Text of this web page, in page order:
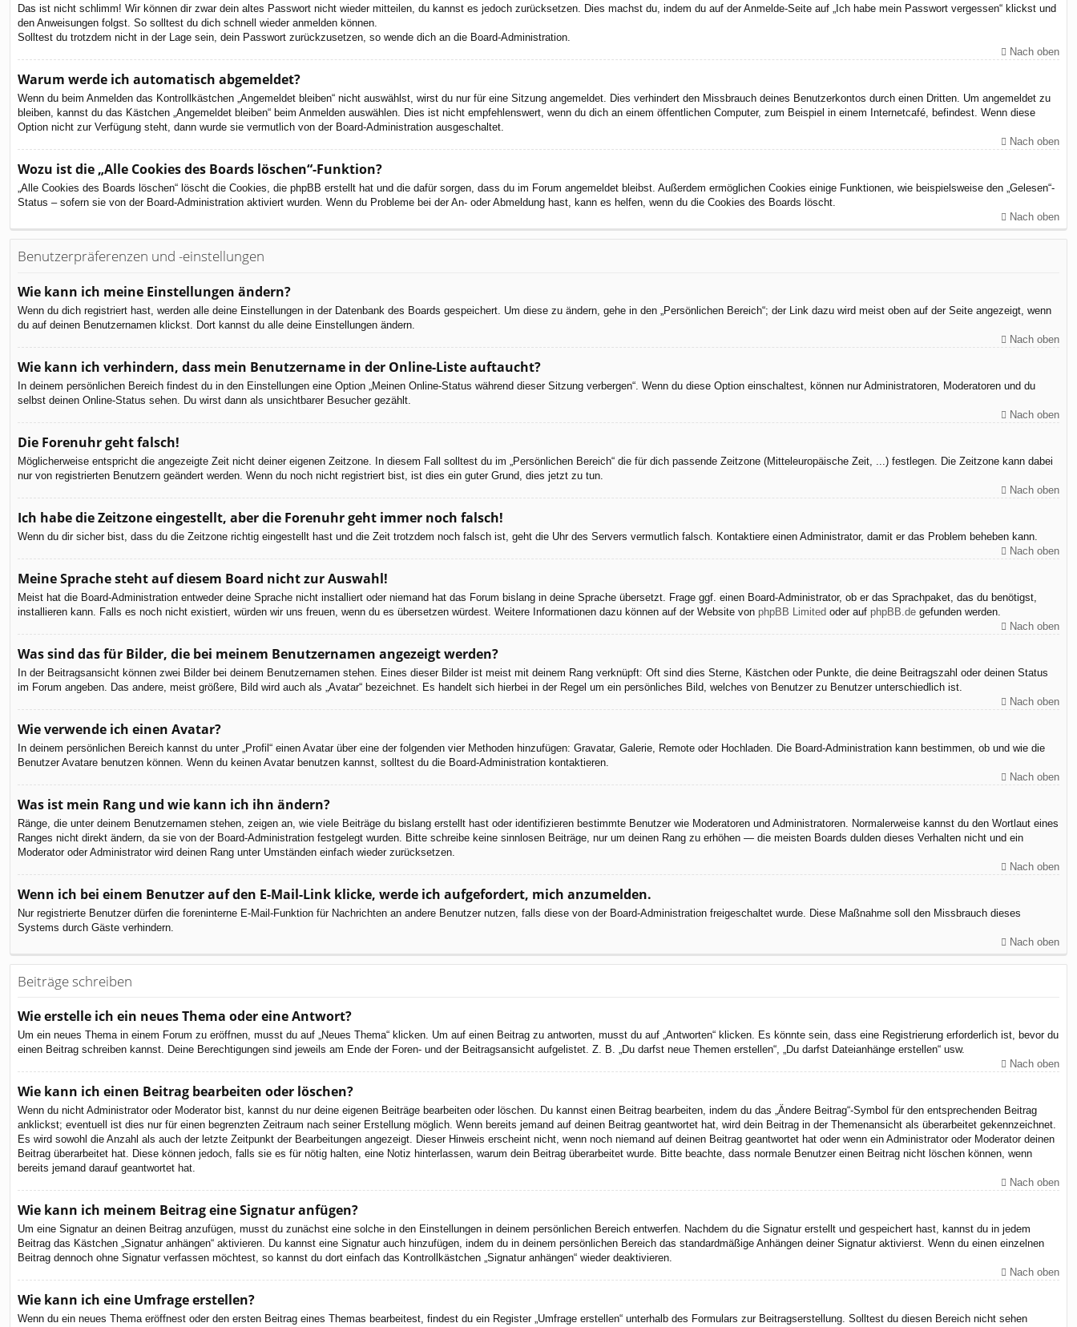
Das ist nicht schlimm! Wir können dir zwar dein altes Passwort nicht wieder mitteilen, du kannst es jedoch zurücksetzen. Dies machst du, indem du auf der Anmelde-Seite auf „Ich habe mein Passwort vergessen“ klickst und
den Anweisungen folgst. So solltest du dich schnell wieder anmelden können.
Solltest du trotzdem nicht in der Lage sein, dein Passwort zurückzusetzen, so wende dich an die Board-Administration.
Nach oben
Warum werde ich automatisch abgemeldet?
Wenn du beim Anmelden das Kontrollkästchen „Angemeldet bleiben“ nicht auswählst, wirst du nur für eine Sitzung angemeldet. Dies verhindert den Missbrauch deines Benutzerkontos durch einen Dritten. Um angemeldet zu
bleiben, kannst du das Kästchen „Angemeldet bleiben“ beim Anmelden auswählen. Dies ist nicht empfehlenswert, wenn du dich an einem öffentlichen Computer, zum Beispiel in einem Internetcafé, befindest. Wenn diese
Option nicht zur Verfügung steht, dann wurde sie vermutlich von der Board-Administration ausgeschaltet.
Nach oben
Wozu ist die „Alle Cookies des Boards löschen“-Funktion?
„Alle Cookies des Boards löschen“ löscht die Cookies, die phpBB erstellt hat und die dafür sorgen, dass du im Forum angemeldet bleibst. Außerdem ermöglichen Cookies einige Funktionen, wie beispielsweise den „Gelesen“-
Status – sofern sie von der Board-Administration aktiviert wurden. Wenn du Probleme bei der An- oder Abmeldung hast, kann es helfen, wenn du die Cookies des Boards löscht.
Nach oben
Benutzerpräferenzen und -einstellungen
Wie kann ich meine Einstellungen ändern?
Wenn du dich registriert hast, werden alle deine Einstellungen in der Datenbank des Boards gespeichert. Um diese zu ändern, gehe in den „Persönlichen Bereich“; der Link dazu wird meist oben auf der Seite angezeigt, wenn
du auf deinen Benutzernamen klickst. Dort kannst du alle deine Einstellungen ändern.
Nach oben
Wie kann ich verhindern, dass mein Benutzername in der Online-Liste auftaucht?
In deinem persönlichen Bereich findest du in den Einstellungen eine Option „Meinen Online-Status während dieser Sitzung verbergen“. Wenn du diese Option einschaltest, können nur Administratoren, Moderatoren und du
selbst deinen Online-Status sehen. Du wirst dann als unsichtbarer Besucher gezählt.
Nach oben
Die Forenuhr geht falsch!
Möglicherweise entspricht die angezeigte Zeit nicht deiner eigenen Zeitzone. In diesem Fall solltest du im „Persönlichen Bereich“ die für dich passende Zeitzone (Mitteleuropäische Zeit, ...) festlegen. Die Zeitzone kann dabei
nur von registrierten Benutzern geändert werden. Wenn du noch nicht registriert bist, ist dies ein guter Grund, dies jetzt zu tun.
Nach oben
Ich habe die Zeitzone eingestellt, aber die Forenuhr geht immer noch falsch!
Wenn du dir sicher bist, dass du die Zeitzone richtig eingestellt hast und die Zeit trotzdem noch falsch ist, geht die Uhr des Servers vermutlich falsch. Kontaktiere einen Administrator, damit er das Problem beheben kann.
Nach oben
Meine Sprache steht auf diesem Board nicht zur Auswahl!
Meist hat die Board-Administration entweder deine Sprache nicht installiert oder niemand hat das Forum bislang in deine Sprache übersetzt. Frage ggf. einen Board-Administrator, ob er das Sprachpaket, das du benötigst,
installieren kann. Falls es noch nicht existiert, würden wir uns freuen, wenn du es übersetzen würdest. Weitere Informationen dazu können auf der Website von phpBB Limited oder auf phpBB.de gefunden werden.
Nach oben
Was sind das für Bilder, die bei meinem Benutzernamen angezeigt werden?
In der Beitragsansicht können zwei Bilder bei deinem Benutzernamen stehen. Eines dieser Bilder ist meist mit deinem Rang verknüpft: Oft sind dies Sterne, Kästchen oder Punkte, die deine Beitragszahl oder deinen Status
im Forum angeben. Das andere, meist größere, Bild wird auch als „Avatar“ bezeichnet. Es handelt sich hierbei in der Regel um ein persönliches Bild, welches von Benutzer zu Benutzer unterschiedlich ist.
Nach oben
Wie verwende ich einen Avatar?
In deinem persönlichen Bereich kannst du unter „Profil“ einen Avatar über eine der folgenden vier Methoden hinzufügen: Gravatar, Galerie, Remote oder Hochladen. Die Board-Administration kann bestimmen, ob und wie die
Benutzer Avatare benutzen können. Wenn du keinen Avatar benutzen kannst, solltest du die Board-Administration kontaktieren.
Nach oben
Was ist mein Rang und wie kann ich ihn ändern?
Ränge, die unter deinem Benutzernamen stehen, zeigen an, wie viele Beiträge du bislang erstellt hast oder identifizieren bestimmte Benutzer wie Moderatoren und Administratoren. Normalerweise kannst du den Wortlaut eines
Ranges nicht direkt ändern, da sie von der Board-Administration festgelegt wurden. Bitte schreibe keine sinnlosen Beiträge, nur um deinen Rang zu erhöhen — die meisten Boards dulden dieses Verhalten nicht und ein
Moderator oder Administrator wird deinen Rang unter Umständen einfach wieder zurücksetzen.
Nach oben
Wenn ich bei einem Benutzer auf den E-Mail-Link klicke, werde ich aufgefordert, mich anzumelden.
Nur registrierte Benutzer dürfen die foreninterne E-Mail-Funktion für Nachrichten an andere Benutzer nutzen, falls diese von der Board-Administration freigeschaltet wurde. Diese Maßnahme soll den Missbrauch dieses
Systems durch Gäste verhindern.
Nach oben
Beiträge schreiben
Wie erstelle ich ein neues Thema oder eine Antwort?
Um ein neues Thema in einem Forum zu eröffnen, musst du auf „Neues Thema“ klicken. Um auf einen Beitrag zu antworten, musst du auf „Antworten“ klicken. Es könnte sein, dass eine Registrierung erforderlich ist, bevor du
einen Beitrag schreiben kannst. Deine Berechtigungen sind jeweils am Ende der Foren- und der Beitragsansicht aufgelistet. Z. B. „Du darfst neue Themen erstellen“, „Du darfst Dateianhänge erstellen“ usw.
Nach oben
Wie kann ich einen Beitrag bearbeiten oder löschen?
Wenn du nicht Administrator oder Moderator bist, kannst du nur deine eigenen Beiträge bearbeiten oder löschen. Du kannst einen Beitrag bearbeiten, indem du das „Ändere Beitrag“-Symbol für den entsprechenden Beitrag
anklickst; eventuell ist dies nur für einen begrenzten Zeitraum nach seiner Erstellung möglich. Wenn bereits jemand auf deinen Beitrag geantwortet hat, wird dein Beitrag in der Themenansicht als überarbeitet gekennzeichnet.
Es wird sowohl die Anzahl als auch der letzte Zeitpunkt der Bearbeitungen angezeigt. Dieser Hinweis erscheint nicht, wenn noch niemand auf deinen Beitrag geantwortet hat oder wenn ein Administrator oder Moderator deinen
Beitrag überarbeitet hat. Diese können jedoch, falls sie es für nötig halten, eine Notiz hinterlassen, warum dein Beitrag überarbeitet wurde. Bitte beachte, dass normale Benutzer einen Beitrag nicht löschen können, wenn
bereits jemand darauf geantwortet hat.
Nach oben
Wie kann ich meinem Beitrag eine Signatur anfügen?
Um eine Signatur an deinen Beitrag anzufügen, musst du zunächst eine solche in den Einstellungen in deinem persönlichen Bereich entwerfen. Nachdem du die Signatur erstellt und gespeichert hast, kannst du in jedem
Beitrag das Kästchen „Signatur anhängen“ aktivieren. Du kannst eine Signatur auch hinzufügen, indem du in deinem persönlichen Bereich das standardmäßige Anhängen deiner Signatur aktivierst. Wenn du einen einzelnen
Beitrag dennoch ohne Signatur verfassen möchtest, so kannst du dort einfach das Kontrollkästchen „Signatur anhängen“ wieder deaktivieren.
Nach oben
Wie kann ich eine Umfrage erstellen?
Wenn du ein neues Thema eröffnest oder den ersten Beitrag eines Themas bearbeitest, findest du ein Register „Umfrage erstellen“ unterhalb des Formulars zur Beitragserstellung. Solltest du diesen Bereich nicht sehen